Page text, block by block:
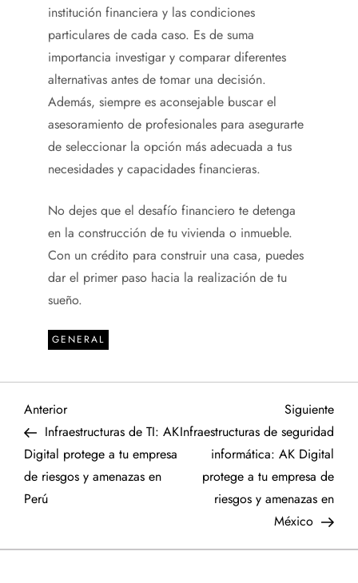
institución financiera y las condiciones
particulares de cada caso. Es de suma
importancia investigar y comparar diferentes
alternativas antes de tomar una decisión.
Además, siempre es aconsejable buscar el
asesoramiento de profesionales para asegurarte
de seleccionar la opción más adecuada a tus
necesidades y capacidades financieras.
No dejes que el desafío financiero te detenga
en la construcción de tu vivienda o inmueble.
Con un crédito para construir una casa, puedes
dar el primer paso hacia la realización de tu
sueño.
GENERAL
N
a
v
Entrada
anterior
Anterior
Infraestructuras de TI: AK
Digital protege a tu empresa
de riesgos y amenazas en
Perú
Siguiente
Infraestructuras de seguridad
informática: AK Digital
protege a tu empresa de
riesgos y amenazas en
México